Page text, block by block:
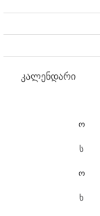
კალენდარი
ო
ს
ო
ხ